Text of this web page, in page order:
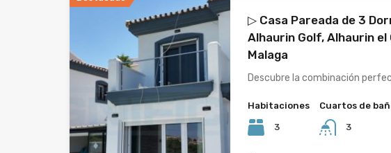
▷ Casa Pareada de 3
Alhaurin Golf, Alhaurin el
Malaga
Descubre la combinación
Habitaciones
3
Cuartos de
3